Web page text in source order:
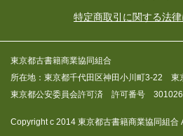
特定商取引に関する法
東京都古書籍商業協同組合
所在地：東京都千代田区神田小川町3-22 東
東京都公安委員会許可済 許可番号
Copyright c 2014 東京都古書籍商業協同組合